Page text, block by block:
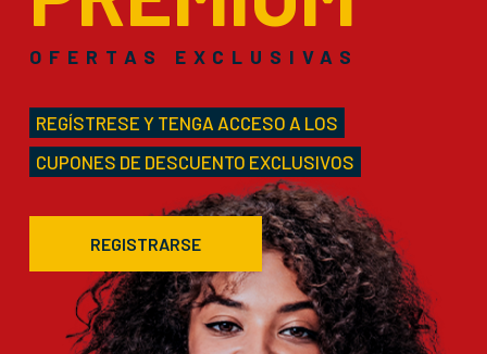
OFERTAS EXCLUSIVAS
REGÍSTRESE Y TENGA ACCESO A LOS
CUPONES DE DESCUENTO EXCLUSIVOS
REGISTRARSE